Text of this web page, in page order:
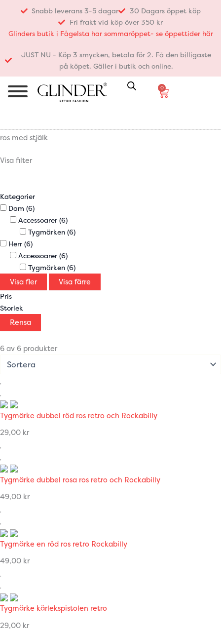
innehåll
Snabb leverans 3-5 dagar
30 Dagars öppet köp
Fri frakt vid köp över 350 kr
Glinders butik i Fågelsta har sommaröppet- se öppettider här
JUST NU - Köp 3 smycken, betala för 2. Få den billigaste
på köpet. Gäller i butik och online.
0
Varukorg
ros med stjälk
Visa filter
Kategorier
Dam (6)
Accessoarer (6)
Tygmärken (6)
Herr (6)
Accessoarer (6)
Tygmärken (6)
Visa fler Visa färre
Pris
Storlek
Rensa
6 av 6 produkter
Tygmärke dubbel röd ros retro och Rockabilly
29,00 kr
Tygmärke dubbel rosa ros retro och Rockabilly
49,00 kr
Tygmärke en röd ros retro Rockabilly
49,00 kr
Tygmärke kärlekspistolen retro
29,00 kr